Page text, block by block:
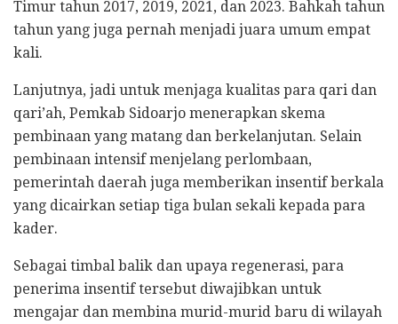
Timur tahun 2017, 2019, 2021, dan 2023. Bahkah tahun
tahun yang juga pernah menjadi juara umum empat
kali.
Lanjutnya, jadi untuk menjaga kualitas para qari dan
qari’ah, Pemkab Sidoarjo menerapkan skema
pembinaan yang matang dan berkelanjutan. Selain
pembinaan intensif menjelang perlombaan,
pemerintah daerah juga memberikan insentif berkala
yang dicairkan setiap tiga bulan sekali kepada para
kader.
Sebagai timbal balik dan upaya regenerasi, para
penerima insentif tersebut diwajibkan untuk
mengajar dan membina murid-murid baru di wilayah